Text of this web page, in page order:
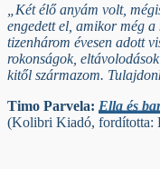
„Két élő anyám volt,
engedett el, amikor még
tizenhárom évesen adott
rokonságok,
kitől származom.
Timo Parvela: Ella és
(Kolibri Kiadó, fordította: